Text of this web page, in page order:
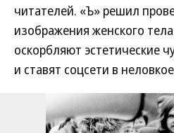
читателей. «Ъ» решил
изображения женского тела
оскорбляют эстетические
и ставят соцсети в